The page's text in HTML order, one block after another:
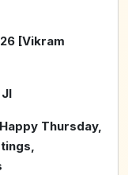
[Vikram
Thursday,